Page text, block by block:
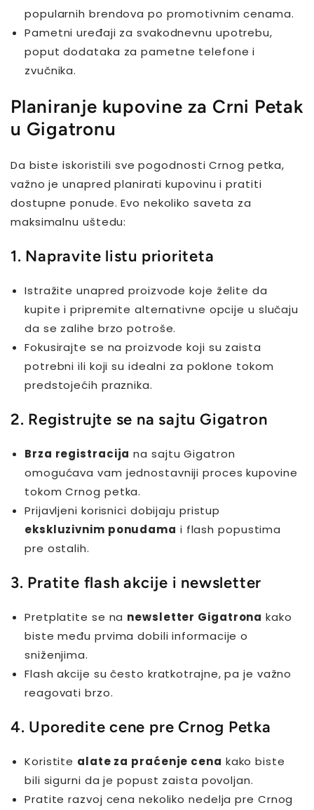
popularnih brendova po promotivnim cenama.
Pametni uređaji za svakodnevnu upotrebu,
poput dodataka za pametne telefone i
zvučnika.
Planiranje kupovine za Crni Petak
u Gigatronu
Da biste iskoristili sve pogodnosti Crnog petka,
važno je unapred planirati kupovinu i pratiti
dostupne ponude. Evo nekoliko saveta za
maksimalnu uštedu:
1. Napravite listu prioriteta
Istražite unapred proizvode koje želite da
kupite i pripremite alternativne opcije u slučaju
da se zalihe brzo potroše.
Fokusirajte se na proizvode koji su zaista
potrebni ili koji su idealni za poklone tokom
predstojećih praznika.
2. Registrujte se na sajtu Gigatron
Brza registracija na sajtu Gigatron
omogućava vam jednostavniji proces kupovine
tokom Crnog petka.
Prijavljeni korisnici dobijaju pristup
ekskluzivnim ponudama i flash popustima
pre ostalih.
3. Pratite flash akcije i newsletter
Pretplatite se na newsletter Gigatrona kako
biste među prvima dobili informacije o
sniženjima.
Flash akcije su često kratkotrajne, pa je važno
reagovati brzo.
4. Uporedite cene pre Crnog Petka
Koristite alate za praćenje cena kako biste
bili sigurni da je popust zaista povoljan.
Pratite razvoj cena nekoliko nedelja pre Crnog